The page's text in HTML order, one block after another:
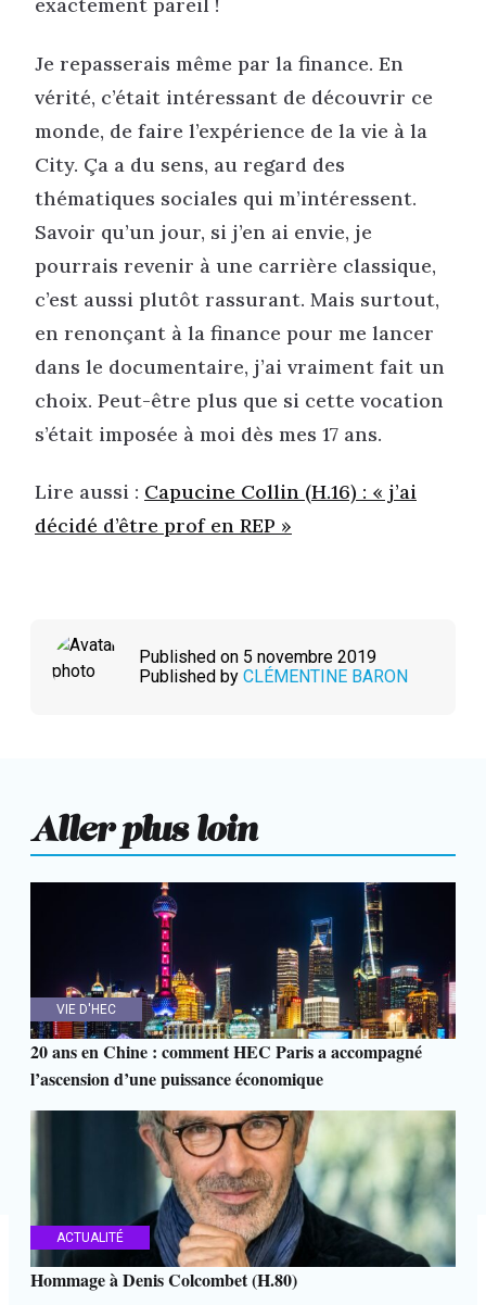
exactement pareil !
Je repasserais même par la finance. En
vérité, c’était intéressant de découvrir ce
monde, de faire l’expérience de la vie à la
City. Ça a du sens, au regard des
thématiques sociales qui m’intéressent.
Savoir qu’un jour, si j’en ai envie, je
pourrais revenir à une carrière classique,
c’est aussi plutôt rassurant. Mais surtout,
en renonçant à la finance pour me lancer
dans le documentaire, j’ai vraiment fait un
choix. Peut-être plus que si cette vocation
s’était imposée à moi dès mes 17 ans.
Lire aussi : Capucine Collin (H.16) : « j’ai
décidé d’être prof en REP »
Published on 5 novembre 2019
Published by CLÉMENTINE BARON
Aller plus loin
VIE D'HEC
20 ans en Chine : comment HEC Paris a accompagné
l’ascension d’une puissance économique
ACTUALITÉ
Hommage à Denis Colcombet (H.80)